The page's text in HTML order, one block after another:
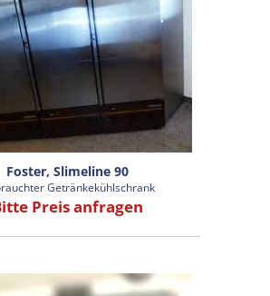
Foster, Slimeline 90
Getränkekühlschrank
Preis anfragen